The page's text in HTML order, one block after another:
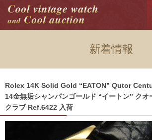
新着情報
Rolex 14K Solid Gold “EATON” Qutor
14金無垢シャンパンゴールド “イートン” クオ
クラブ Ref.6422 入荷